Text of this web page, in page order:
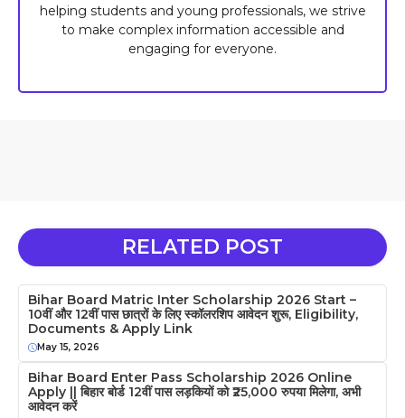
helping students and young professionals, we strive
to make complex information accessible and
engaging for everyone.
RELATED POST
Bihar Board Matric Inter Scholarship 2026 Start –
10वीं और 12वीं पास छात्रों के लिए स्कॉलरशिप आवेदन शुरू, Eligibility,
Documents & Apply Link
May 15, 2026
Bihar Board Enter Pass Scholarship 2026 Online
Apply || बिहार बोर्ड 12वीं पास लड़कियों को ₹25,000 रुपया मिलेगा, अभी
आवेदन करें